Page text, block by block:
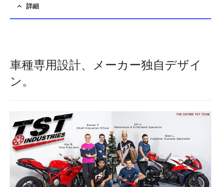
詳細
車種専用設計、メーカー独自デザイ
ン。